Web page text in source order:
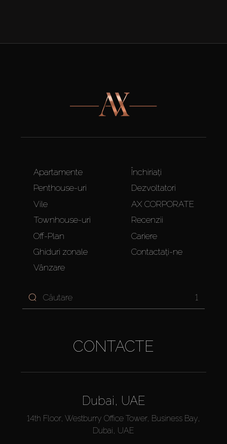
Apartamente
Penthouse-uri
Vile
Townhouse-uri
Off-Plan
Ghiduri zonale
Vânzare
Închiriați
Dezvoltatori
AX CORPORATE
Recenzii
Cariere
Contactați-ne
1
CONTACTE
Dubai, UAE
14th Floor, Westburry Office Tower, Business Bay,
Dubai, UAE